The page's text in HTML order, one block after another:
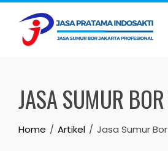
Skip
content
JASA SUMUR
Home Artikel Jasa Sumur